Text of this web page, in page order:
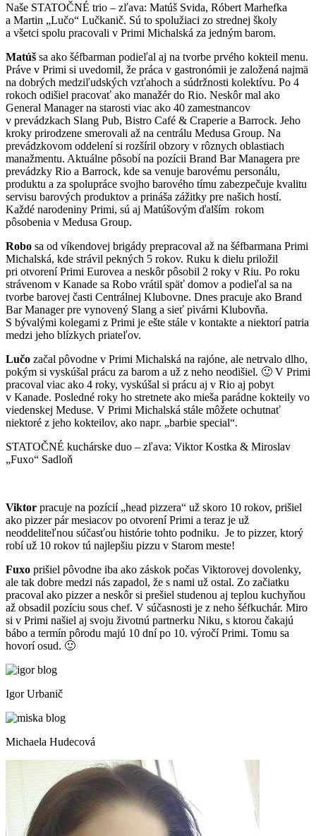
Naše STATOČNÉ trio – zľava: Matúš Svida, Róbert Marhefka
a Martin „Lučo“ Lučkanič. Sú to spolužiaci zo strednej školy
a všetci spolu pracovali v Primi Michalská za jedným barom.
Matúš sa ako šéfbarman podieľal aj na tvorbe prvého kokteil menu.
Práve v Primi si uvedomil, že práca v gastronómii je založená najmä
na dobrých medziľudských vzťahoch a súdržnosti kolektívu. Po 4
rokoch odišiel pracovať ako manažér do Rio. Neskôr mal ako
General Manager na starosti viac ako 40 zamestnancov
v prevádzkach Slang Pub, Bistro Café & Craperie a Barrock. Jeho
kroky prirodzene smerovali až na centrálu Medusa Group. Na
prevádzkovom oddelení si rozšíril obzory v rôznych oblastiach
manažmentu. Aktuálne pôsobí na pozícii Brand Bar Managera pre
prevádzky Rio a Barrock, kde sa venuje barovému personálu,
produktu a za spolupráce svojho barového tímu zabezpečuje kvalitu
servisu barových produktov a prináša zážitky pre našich hostí.
Každé narodeniny Primi, sú aj Matúšovým ďalším rokom
pôsobenia v Medusa Group.
Robo sa od víkendovej brigády prepracoval až na šéfbarmana Primi
Michalská, kde strávil pekných 5 rokov. Ruku k dielu priložil
pri otvorení Primi Eurovea a neskôr pôsobil 2 roky v Riu. Po roku
strávenom v Kanade sa Robo vrátil späť domov a podieľal sa na
tvorbe barovej časti Centrálnej Klubovne. Dnes pracuje ako Brand
Bar Manager pre vynovený Slang a sieť pivárni Klubovňa.
S bývalými kolegami z Primi je ešte stále v kontakte a niektorí patria
medzi jeho blízkych priateľov.
Lučo začal pôvodne v Primi Michalská na rajóne, ale netrvalo dlho,
pokým si vyskúšal prácu za barom a už z neho neodišiel. 🙂 V Primi
pracoval viac ako 4 roky, vyskúšal si prácu aj v Rio aj pobyt
v Kanade. Posledné roky ho stretnete ako mieša parádne kokteily vo
viedenskej Meduse. V Primi Michalská stále môžete ochutnať
niektoré z jeho kokteilov, ako napr. „barbie special“.
STATOČNÉ kuchárske duo – zľava: Viktor Kostka & Miroslav
„Fuxo“ Sadloň
Viktor pracuje na pozícií „head pizzera“ už skoro 10 rokov, prišiel
ako pizzer pár mesiacov po otvorení Primi a teraz je už
neoddeliteľnou súčasťou histórie tohto podniku. Je to pizzer, ktorý
robí už 10 rokov tú najlepšiu pizzu v Starom meste!
Fuxo prišiel pôvodne iba ako záskok počas Viktorovej dovolenky,
ale tak dobre medzi nás zapadol, že s nami už ostal. Zo začiatku
pracoval ako pizzer a neskôr si prešiel studenou aj teplou kuchyňou
až obsadil pozíciu sous chef. V súčasnosti je z neho šéfkuchár. Miro
si v Primi našiel aj svoju životnú partnerku Niku, s ktorou čakajú
bábo a termín pôrodu majú 10 dní po 10. výročí Primi. Tomu sa
hovorí osud. 🙂
Igor Urbanič
Michaela Hudecová